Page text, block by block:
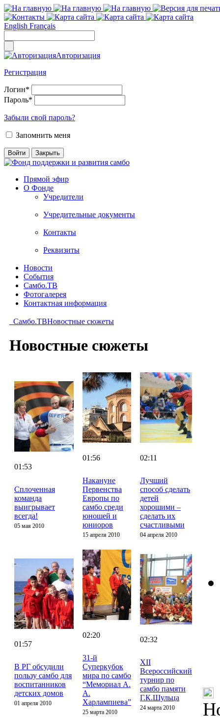
English Français
Авторизация
Регистрация
Логин*
Пароль*
Забыли свой пароль?
Запомнить меня
Прямой эфир
О Фонде
Учредители
Учредительные документы
Контакты
Реквизиты
Новости
События
Самбо.ТВ
Фотогалерея
Контактная информация
Самбо.ТВНовостные сюжеты
Новостные сюжеты
01:53
Сплоченная
команда
выигрывает
всегда!
05 мая 2010
01:56
Накануне
Первенства
Европы по
самбо среди
юношей и
юниоров
15 апреля 2010
02:11
Лучший
способ сделать
детей
хорошими –
сделать их
счастливыми
04 апреля 2010
01:57
В РГ обсудили
пользу самбо для
воспитанников
детских домов
01 апреля 2010
02:20
31-й
Суперкубок
мира по самбо
“Мемориал А.
А.
Харлампиева”
25 марта 2010
02:32
XII
Всероссийский
турнир по
самбо памяти
Г.К.Шульца
24 марта 2010